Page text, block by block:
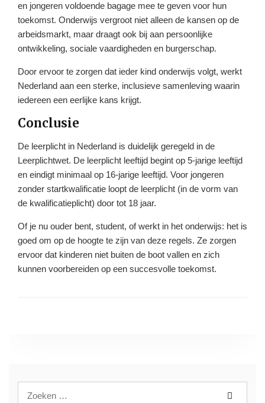
en jongeren voldoende bagage mee te geven voor hun
toekomst. Onderwijs vergroot niet alleen de kansen op de
arbeidsmarkt, maar draagt ook bij aan persoonlijke
ontwikkeling, sociale vaardigheden en burgerschap.
Door ervoor te zorgen dat ieder kind onderwijs volgt, werkt
Nederland aan een sterke, inclusieve samenleving waarin
iedereen een eerlijke kans krijgt.
Conclusie
De leerplicht in Nederland is duidelijk geregeld in de
Leerplichtwet. De leerplicht leeftijd begint op 5-jarige leeftijd
en eindigt minimaal op 16-jarige leeftijd. Voor jongeren
zonder startkwalificatie loopt de leerplicht (in de vorm van
de kwalificatieplicht) door tot 18 jaar.
Of je nu ouder bent, student, of werkt in het onderwijs: het is
goed om op de hoogte te zijn van deze regels. Ze zorgen
ervoor dat kinderen niet buiten de boot vallen en zich
kunnen voorbereiden op een succesvolle toekomst.